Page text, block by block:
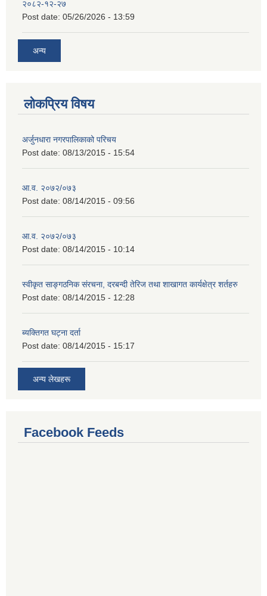
२०८२-१२-२७
Post date: 05/26/2026 - 13:59
अन्य
लोकप्रिय विषय
अर्जुनधारा नगरपालिकाको परिचय
Post date: 08/13/2015 - 15:54
आ.व. २०७२/०७३
Post date: 08/14/2015 - 09:56
आ.व. २०७२/०७३
Post date: 08/14/2015 - 10:14
स्वीकृत साङ्गठनिक संरचना, दरबन्दी तेरिज तथा शाखागत कार्यक्षेत्र शर्तहरु
Post date: 08/14/2015 - 12:28
ब्यक्तिगत घट्ना दर्ता
Post date: 08/14/2015 - 15:17
अन्य लेखहरू
Facebook Feeds